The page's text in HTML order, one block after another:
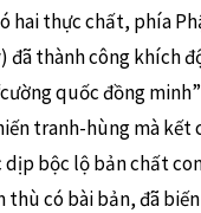
hai thực chất, phía
đã thành công khích
quốc đồng
tranh-hùng mà kết
dịp bộc lộ bản chất
có bài bản, đã